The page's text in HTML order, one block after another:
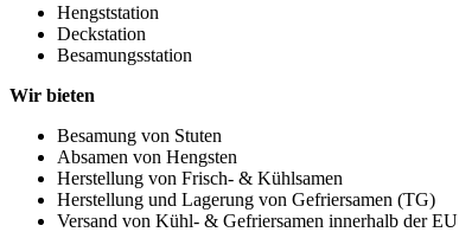
Hengststation
Deckstation
Besamungsstation
Wir bieten
Besamung von Stuten
Absamen von Hengsten
Herstellung von Frisch- & Kühlsamen
Herstellung und Lagerung von Gefriersamen (TG)
Versand von Kühl- & Gefriersamen innerhalb der EU